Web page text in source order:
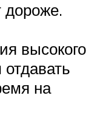
дороже.
высокого
на